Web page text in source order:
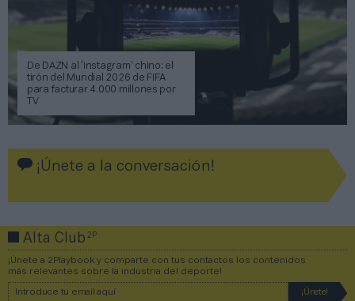
De DAZN al ‘instagram’ chino: el
tirón del Mundial 2026 de FIFA
para facturar 4.000 millones por
TV
¡Únete a la conversación!
Alta Club2P
¡Únete a 2Playbook y comparte con tus contactos los contenidos
más relevantes sobre la industria del deporte!